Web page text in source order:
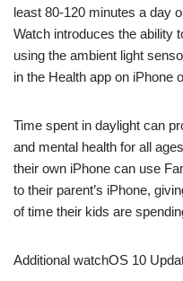
least 80-120 minutes a day
Watch introduces the ability
using the ambient light
in the Health app on iPhone
Time spent in daylight can
and mental health for all
their own iPhone can use
to their parent’s iPhone,
of time their kids are
Additional watchOS 10